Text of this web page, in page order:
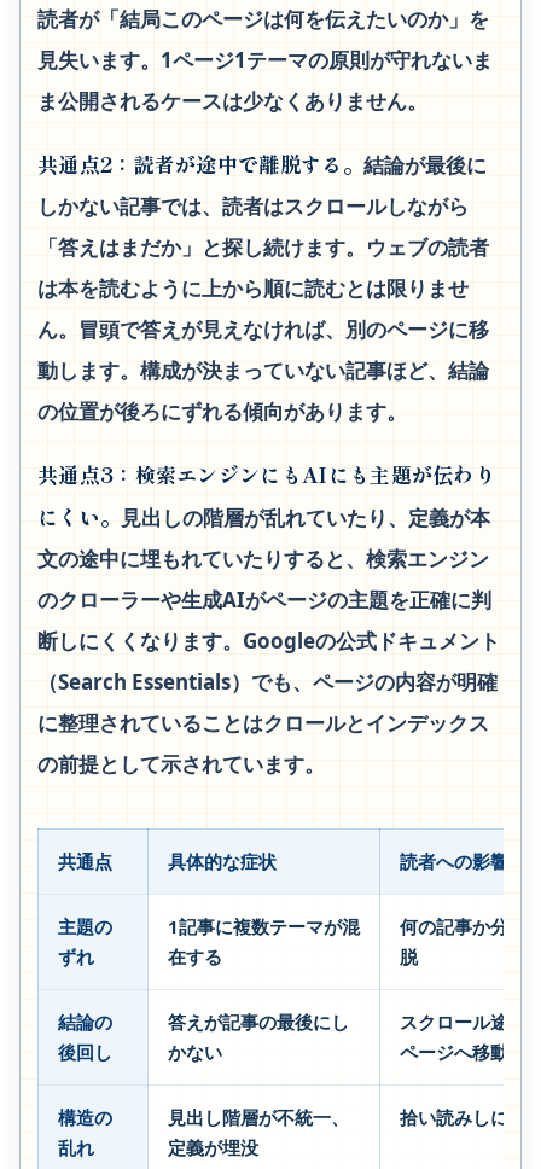
読者が「結局このページは何を伝えたいのか」を
見失います。1ページ1テーマの原則が守れないま
ま公開されるケースは少なくありません。
共通点2：読者が途中で離脱する。 結論が最後に
しかない記事では、読者はスクロールしながら
「答えはまだか」と探し続けます。ウェブの読者
は本を読むように上から順に読むとは限りませ
ん。冒頭で答えが見えなければ、別のページに移
動します。構成が決まっていない記事ほど、結論
の位置が後ろにずれる傾向があります。
共通点3：検索エンジンにもAIにも主題が伝わり
にくい。 見出しの階層が乱れていたり、定義が本
文の途中に埋もれていたりすると、検索エンジン
のクローラーや生成AIがページの主題を正確に判
断しにくくなります。Googleの公式ドキュメント
（Search Essentials）でも、ページの内容が明確
に整理されていることはクロールとインデックス
の前提として示されています。
共通点 具体的な症状 読者への影響
主題の
ずれ
1記事に複数テーマが混
在する
何の記事か分か
脱
結論の
後回し
答えが記事の最後にし
かない
スクロール途中
ページへ移動
構造の
乱れ
見出し階層が不統一、
定義が埋没
拾い読みしにく